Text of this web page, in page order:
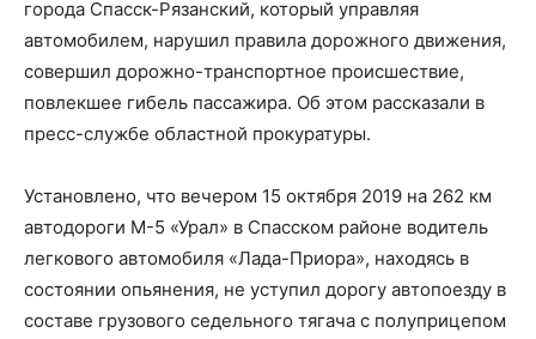
города Спасск-Рязанский, который управляя
автомобилем, нарушил правила дорожного движения,
совершил дорожно-транспортное происшествие,
повлекшее гибель пассажира. Об этом рассказали в
пресс-службе областной прокуратуры.
Установлено, что вечером 15 октября 2019 на 262 км
автодороги М-5 «Урал» в Спасском районе водитель
легкового автомобиля «Лада-Приора», находясь в
состоянии опьянения, не уступил дорогу автопоезду в
составе грузового седельного тягача с полуприцепом